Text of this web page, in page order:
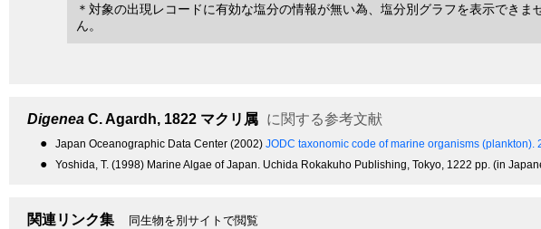
＊対象の出現レコードに有効な塩分の情報が無い為、塩分別グラフを表示できま
ん。
Digenea C. Agardh, 1822 マクリ属 に関する参考文献
● Japan Oceanographic Data Center (2002) JODC taxonomic code of marine organisms (plankton).
● Yoshida, T. (1998) Marine Algae of Japan. Uchida Rokakuho Publishing, Tokyo, 1222 pp. (in
関連リンク集 同生物を別サイトで閲覧